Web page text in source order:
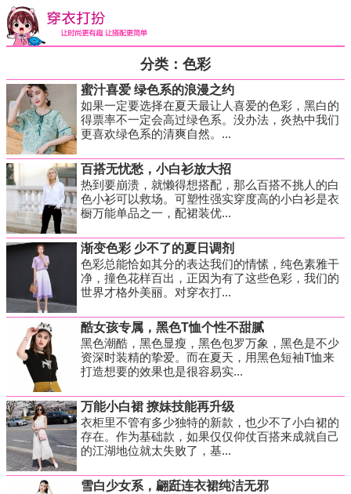
分类：色彩
蜜汁喜爱 绿色系的浪漫之约
如果一定要选择在夏天最让人喜爱的色彩，黑白的
得票率不一定会高过绿色系。没办法，炎热中我们
更喜欢绿色系的清爽自然。...
百搭无忧愁，小白衫放大招
热到要崩溃，就懒得想搭配，那么百搭不挑人的白
色小衫可以救场。可塑性强实穿度高的小白衫是衣
橱万能单品之一，配裙装优...
渐变色彩 少不了的夏日调剂
色彩总能恰如其分的表达我们的情愫，纯色素雅干
净，撞色花样百出，正因为有了这些色彩，我们的
世界才格外美丽。对穿衣打...
酷女孩专属，黑色T恤个性不甜腻
黑色潮酷，黑色显瘦，黑色包罗万象，黑色是不少
资深时装精的挚爱。而在夏天，用黑色短袖T恤来
打造想要的效果也是很容易实...
万能小白裙 撩妹技能再升级
衣柜里不管有多少独特的新款，也少不了小白裙的
存在。作为基础款，如果仅仅仰仗百搭来成就自己
的江湖地位就太失败了，基...
雪白少女系，翩跹连衣裙纯洁无邪